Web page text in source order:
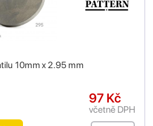
10mm x 2.95 mm
97 Kč
včetně DPH